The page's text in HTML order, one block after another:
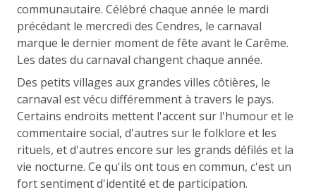
communautaire. Célébré chaque année le mardi
précédant le mercredi des Cendres, le carnaval
marque le dernier moment de fête avant le Carême.
Les dates du carnaval changent chaque année.
Des petits villages aux grandes villes côtières, le
carnaval est vécu différemment à travers le pays.
Certains endroits mettent l'accent sur l'humour et le
commentaire social, d'autres sur le folklore et les
rituels, et d'autres encore sur les grands défilés et la
vie nocturne. Ce qu'ils ont tous en commun, c'est un
fort sentiment d'identité et de participation.